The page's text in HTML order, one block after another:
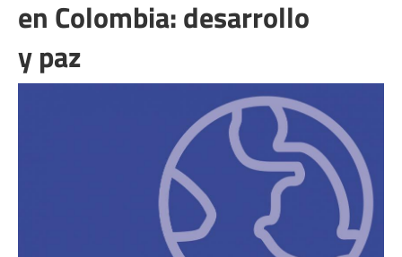
en Colombia: desarrollo
y paz